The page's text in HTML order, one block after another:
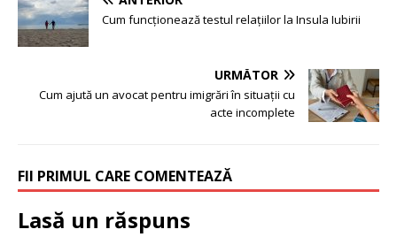
Cum funcționează testul relațiilor la Insula Iubirii
URMĂTOR
Cum ajută un avocat pentru imigrări în situații cu
acte incomplete
FII PRIMUL CARE COMENTEAZĂ
Lasă un răspuns